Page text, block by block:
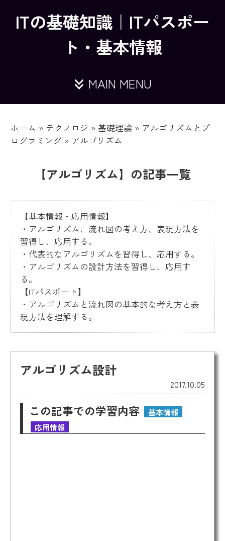
ITの基礎知識｜ITパスポー
ト・基本情報
MAIN MENU
ホーム » テクノロジ » 基礎理論 » アルゴリズムとプ
ログラミング »アルゴリズム
【アルゴリズム】の記事一覧
【基本情報・応用情報】
・アルゴリズム、流れ図の考え方、表現方法を
習得し、応用する。
・代表的なアルゴリズムを習得し、応用する。
・アルゴリズムの設計方法を習得し、応用す
る。
【ITパスポート】
・アルゴリズムと流れ図の基本的な考え方と表
現方法を理解する。
アルゴリズム設計
2017.10.05
この記事での学習内容
基本情報
応用情報